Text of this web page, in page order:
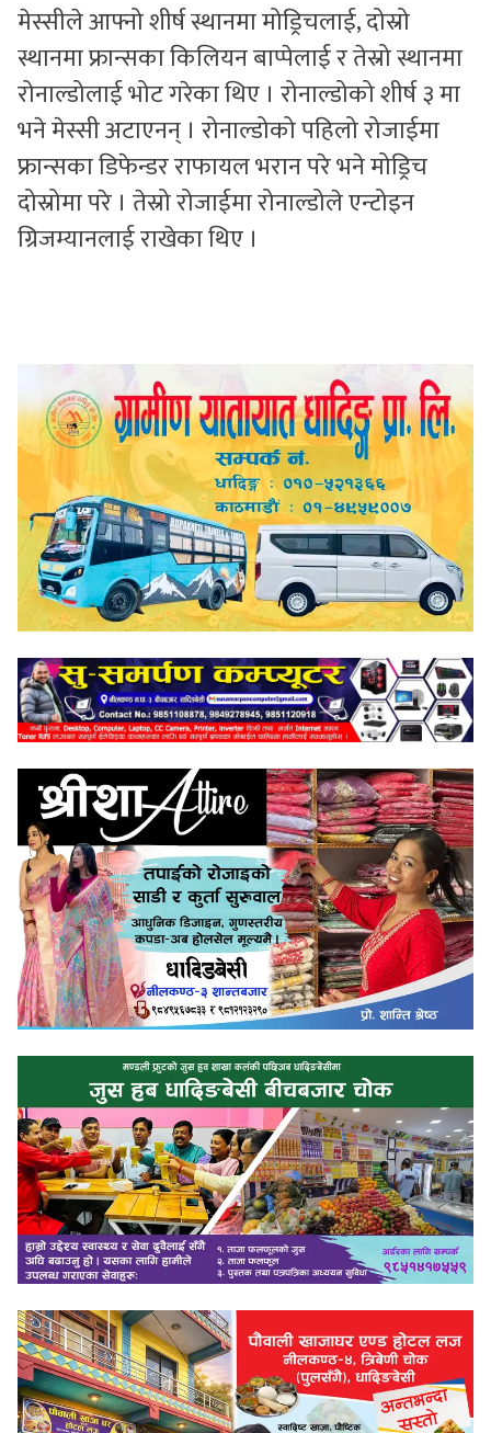
मेस्सीले आफ्नो शीर्ष स्थानमा मोड्रिचलाई, दोस्रो
स्थानमा फ्रान्सका किलियन बाप्पेलाई र तेस्रो स्थानमा
रोनाल्डोलाई भोट गरेका थिए । रोनाल्डोको शीर्ष ३ मा
भने मेस्सी अटाएनन् । रोनाल्डोको पहिलो रोजाईमा
फ्रान्सका डिफेन्डर राफायल भरान परे भने मोड्रिच
दोस्रोमा परे । तेस्रो रोजाईमा रोनाल्डोले एन्टोइन
ग्रिजम्यानलाई राखेका थिए ।